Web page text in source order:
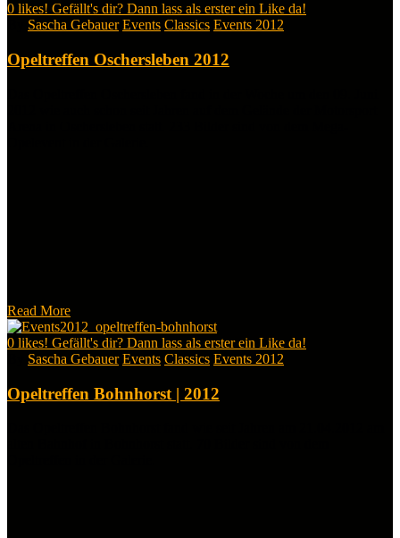
0 likes! Gefällt's dir? Dann lass als erster ein Like da!
Sascha Gebauer Events Classics Events 2012
Opeltreffen Oschersleben 2012
Read More
0 likes! Gefällt's dir? Dann lass als erster ein Like da!
Sascha Gebauer Events Classics Events 2012
Opeltreffen Bohnhorst | 2012